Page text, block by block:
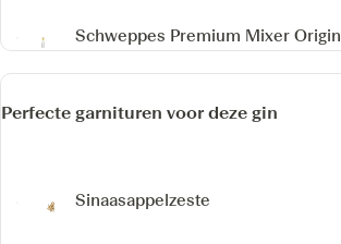
Schweppes Premium Mixer
Perfecte garnituren voor deze gin
Sinaasappelzeste